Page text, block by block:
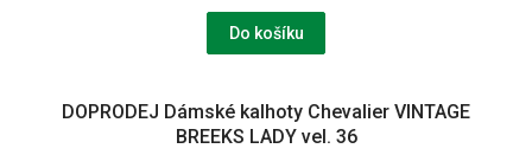
Do košíku
DOPRODEJ Dámské kalhoty Chevalier VINTAGE
BREEKS LADY vel. 36